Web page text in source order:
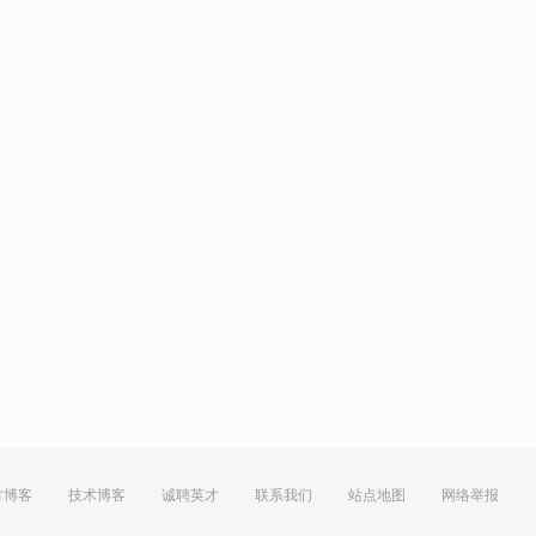
博客 技术博客 诚聘英才 联系我们 站点地图 网络举报